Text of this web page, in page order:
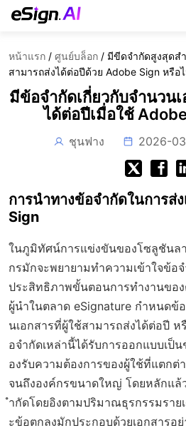
หน้าแรก / ศูนย์บล็อก / มีขีดจำกัดสูงสุดส
สามารถส่งได้ต่อปีด้วย Adobe Sign หรือ
มีข้อจำกัดเกี่ยวกับจำนวน
ได้ต่อปีเมื่อใช้
ชุนฟาง 2026-
การนำทางข้อจำกัดในการส่
Sign
ในภูมิทัศน์การแข่งขันของโซลูชันล
กรมักจะพยายามทำความเข้าใจข้อ
ประสิทธิภาพขั้นตอนการทำงานขอ
ผู้นำในตลาด eSignature กำหนดข้
นเอกสารที่ผู้ใช้สามารถส่งได้ต่อปี ห
อจำกัดเหล่านี้ได้รับการออกแบบเป็
องรับความต้องการของผู้ใช้ที่แตกต่
จนถึงองค์กรขนาดใหญ่ โดยหลักแล้
ำกัดโดยอิงตามปริมาณธุรกรรมราย
ะข้อตกลงมักประกอบด้วยเอกสารอ